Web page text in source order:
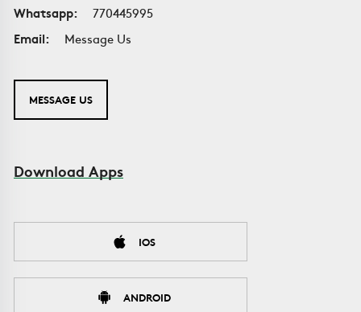
Whatsapp:
770445995
Email:
Message Us
MESSAGE US
Download Apps
IOS
ANDROID